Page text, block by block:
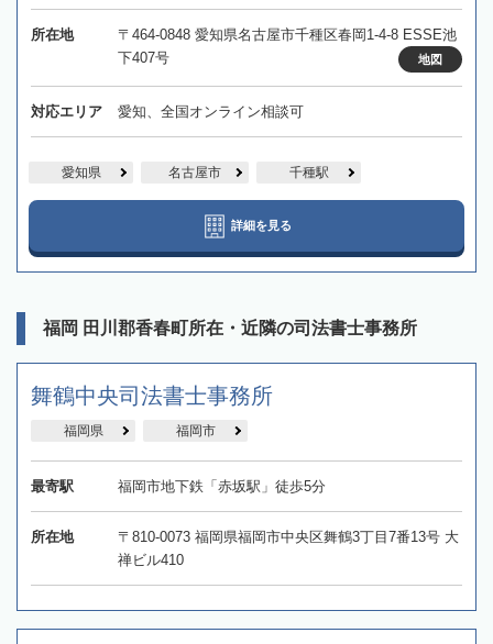
所在地
〒464-0848 愛知県名古屋市千種区春岡1-4-8 ESSE池
下407号
地図
対応エリア 愛知、全国オンライン相談可
愛知県 名古屋市 千種駅
詳細を見る
福岡 田川郡香春町所在・近隣の司法書士事務所
舞鶴中央司法書士事務所
福岡県 福岡市
最寄駅 福岡市地下鉄「赤坂駅」徒歩5分
所在地
〒810-0073 福岡県福岡市中央区舞鶴3丁目7番13号 大
禅ビル410